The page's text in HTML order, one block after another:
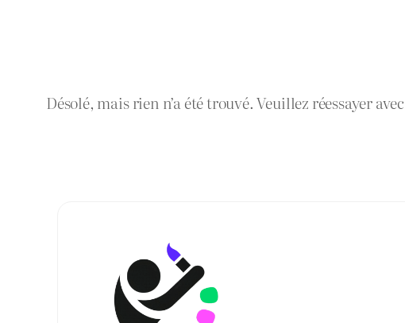
Désolé, mais rien n’a été trouvé. Veuillez réessayer